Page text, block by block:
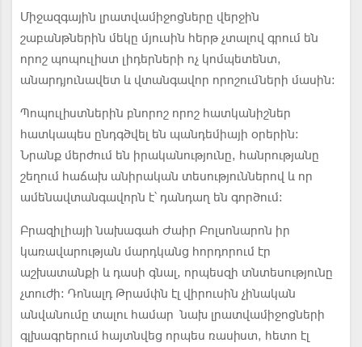
Միջազգային լրատվամիջոցները վերջին
շաբանթներին մեկը մյուսին հերթ չտալով գրում են
որոշ պոպուլիստ լիդերների ոչ կոմպետենտ,
անարդյունավետ և վտանգավոր որոշումների մասին:
Պոպուլիստներին բնորոշ որոշ հատկանիշներ
հատկապես ընդգծվել են պանդեմիայի օրերին:
Նրանք մերժում են իրականությունը, հանրությանը
շեղում հաճախ անիրական տեսություններով և որ
ամենավտանգավորն է՝ դանդաղ են գործում:
Բրազիլիայի նախագահ Ժաիր Բոլսոնարոն իր
կառավարության մարդկանց հորդորում էր
աշխատանքի և դասի գնալ, որպեսզի տնտեսությունը
չտուժի: Դոնալդ Թրամփն էլ վիրուսին չինական
անվանումը տալու համար նախ լրատվամիջոցների
գլխագրերում հայտնվեց որպես ռասիստ, հետո էլ